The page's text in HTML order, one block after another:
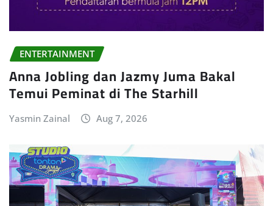
ENTERTAINMENT
Anna Jobling dan Jazmy Juma Bakal
Temui Peminat di The Starhill
Yasmin Zainal Aug 7, 2026